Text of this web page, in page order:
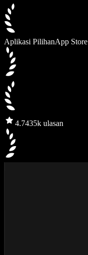
Aplikasi PilihanApp Store
4.7435k ulasan